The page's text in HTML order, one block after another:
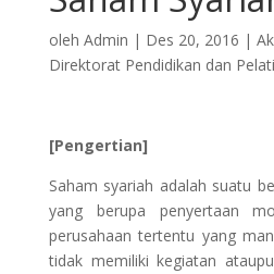
oleh Admin | Des 20, 2016 |
Direktorat Pendidikan dan
[Pengertian]
Saham syariah adalah suatu
yang berupa penyertaan
perusahaan tertentu yang
tidak memiliki kegiatan